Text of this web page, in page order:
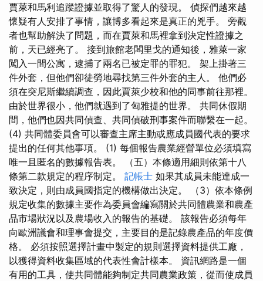
賈萊和馬利追蹤證據並取得了驚人的發現。 偵探們越來越
懷疑有人安排了事情，讓博多看起來是真正的兇手。 旁觀
者也幫助解決了問題，而在賈萊和馬裡拿到決定性證據之
前，天已經亮了。 接到旅館老闆里戈的通知後，雅萊一家
闖入一間公寓，逮捕了兩名已被定罪的罪犯。 架上掛著三
件外套，但他們卻徒勞地尋找第三件外套的主人。 他們必
須在突尼斯繼續調查，因此賈萊少校和他的同事前往那裡。
由於世界很小，他們就遇到了匈雅提的世界。 共同休假期
間，他們也因共同偵查、共同偵破刑事案件而聯繫在一起。
(4) 共同體委員會可以審查主席主動或應成員國代表的要求
提出的任何其他事項。 (1) 每個報告農業經營單位必須填寫
唯一且匿名的數據報告表。 （五）本條適用細則依第十八
條第二款規定的程序制定。 記帳士 如果其成員未能達成一
致決定，則由成員國指定的機構做出決定。 （3）依本條例
規定收集的數據主要作為委員會編寫關於共同體農業和農產
品市場狀況以及農場收入的報告的基礎。 該報告必須每年
向歐洲議會和理事會提交，主要目的是記錄農產品的年度價
格。 必須按照選擇計畫中製定的規則選擇資料提供工廠，
以獲得資料收集區域的代表性會計樣本。 資訊網路是一個
有用的工具，使共同體能夠制定共同農業政策，從而使成員